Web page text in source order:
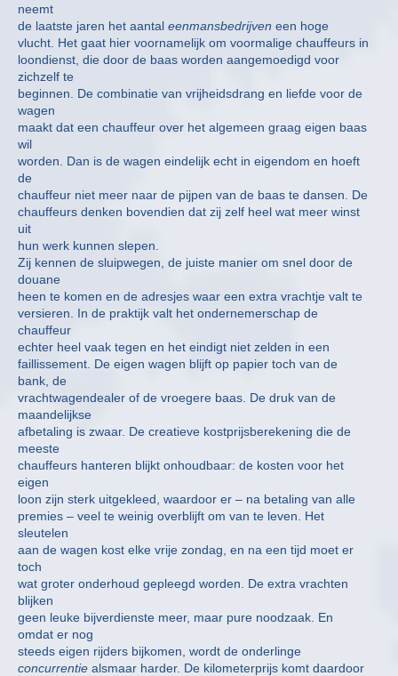
neemt
de laatste jaren het aantal eenmansbedrijven een hoge
vlucht. Het gaat hier voornamelijk om voormalige chauffeurs in
loondienst, die door de baas worden aangemoedigd voor
zichzelf te
beginnen. De combinatie van vrijheidsdrang en liefde voor de
wagen
maakt dat een chauffeur over het algemeen graag eigen baas
wil
worden. Dan is de wagen eindelijk echt in eigendom en hoeft
de
chauffeur niet meer naar de pijpen van de baas te dansen. De
chauffeurs denken bovendien dat zij zelf heel wat meer winst
uit
hun werk kunnen slepen.
Zij kennen de sluipwegen, de juiste manier om snel door de
douane
heen te komen en de adresjes waar een extra vrachtje valt te
versieren. In de praktijk valt het ondernemerschap de
chauffeur
echter heel vaak tegen en het eindigt niet zelden in een
faillissement. De eigen wagen blijft op papier toch van de
bank, de
vrachtwagendealer of de vroegere baas. De druk van de
maandelijkse
afbetaling is zwaar. De creatieve kostprijsberekening die de
meeste
chauffeurs hanteren blijkt onhoudbaar: de kosten voor het
eigen
loon zijn sterk uitgekleed, waardoor er – na betaling van alle
premies – veel te weinig overblijft om van te leven. Het
sleutelen
aan de wagen kost elke vrije zondag, en na een tijd moet er
toch
wat groter onderhoud gepleegd worden. De extra vrachten
blijken
geen leuke bijverdienste meer, maar pure noodzaak. En
omdat er nog
steeds eigen rijders bijkomen, wordt de onderlinge
concurrentie alsmaar harder. De kilometerprijs komt daardoor